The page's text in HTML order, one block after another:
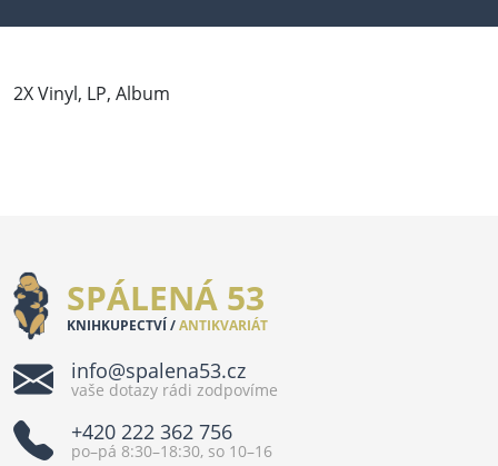
2X Vinyl, LP, Album
SPÁLENÁ 53
KNIHKUPECTVÍ /ANTIKVARIÁT
info@spalena53.cz
vaše dotazy rádi zodpovíme
+420 222 362 756
po–pá 8:30–18:30, so 10–16